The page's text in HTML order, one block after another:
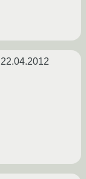
22.04.2012